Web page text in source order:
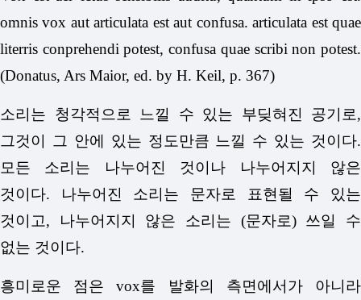
omnis vox aut articulata est aut confusa. articulata est quae
literris conprehendi potest, confusa quae scribi non potest.
(Donatus, Ars Maior, ed. by H. Keil, p. 367)
소리는 청각적으로 느낄 수 있는 부딪혀진 공기로,
그것이 그 안에 있는 정도만큼 느낄 수 있는 것이다.
모든 소리는 나누어진 것이나 나누어지지 않은
것이다. 나누어진 소리는 문자로 표현될 수 있는
것이고, 나누어지지 않은 소리는 (문자로) 쓰일 수
없는 것이다.
흥미로운 점은 vox를 발화의 측면에서가 아니라